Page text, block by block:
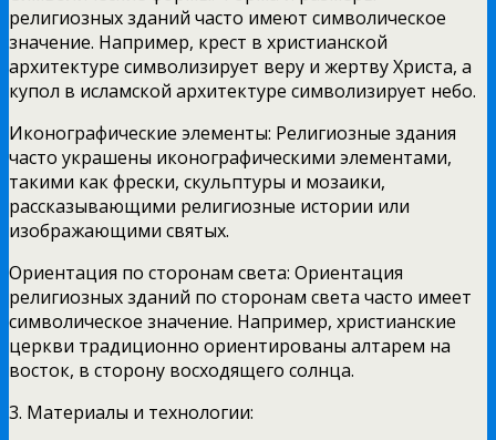
религиозных зданий часто имеют символическое
значение. Например, крест в христианской
архитектуре символизирует веру и жертву Христа, а
купол в исламской архитектуре символизирует небо.
Иконографические элементы: Религиозные здания
часто украшены иконографическими элементами,
такими как фрески, скульптуры и мозаики,
рассказывающими религиозные истории или
изображающими святых.
Ориентация по сторонам света: Ориентация
религиозных зданий по сторонам света часто имеет
символическое значение. Например, христианские
церкви традиционно ориентированы алтарем на
восток, в сторону восходящего солнца.
3. Материалы и технологии: